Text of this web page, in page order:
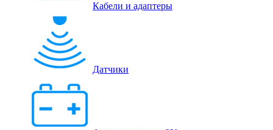
Кабели и адаптеры
Датчики